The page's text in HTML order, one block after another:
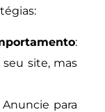
:
site, mas
Anuncie para